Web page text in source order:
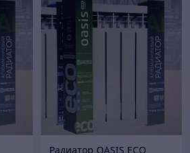
Радиатор OASIS ECO